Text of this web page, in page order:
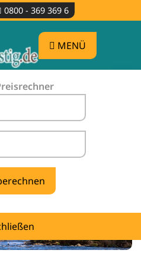
0800 - 369 369 6
MENÜ
-
tanken